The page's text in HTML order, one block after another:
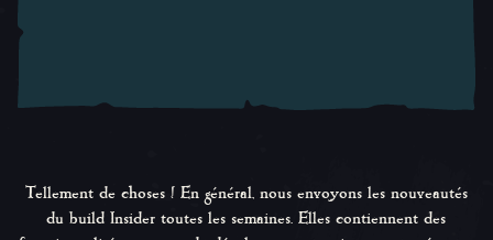
Tellement de choses ! En général, nous envoyons les nouveautés
du build Insider toutes les semaines. Elles contiennent des